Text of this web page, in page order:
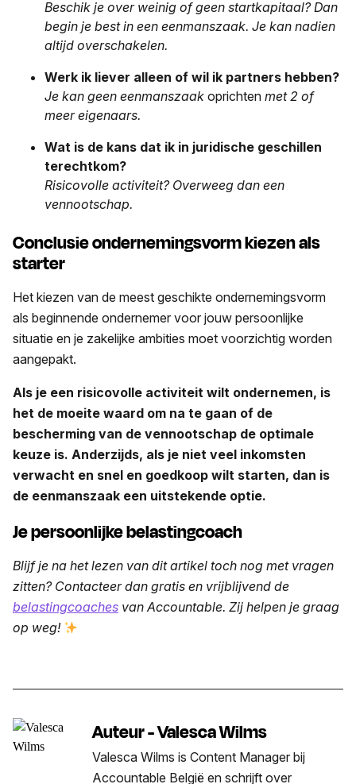
Beschik je over weinig of geen startkapitaal? Dan
begin je best in een eenmanszaak. Je kan nadien
altijd overschakelen.
Werk ik liever alleen of wil ik partners hebben?
Je kan geen eenmanszaak oprichten met 2 of
meer eigenaars.
Wat is de kans dat ik in juridische geschillen
terechtkom?
Risicovolle activiteit? Overweeg dan een
vennootschap.
Conclusie ondernemingsvorm kiezen als
starter
Het kiezen van de meest geschikte ondernemingsvorm
als beginnende ondernemer voor jouw persoonlijke
situatie en je zakelijke ambities moet voorzichtig worden
aangepakt.
Als je een risicovolle activiteit wilt ondernemen, is
het de moeite waard om na te gaan of de
bescherming van de vennootschap de optimale
keuze is. Anderzijds, als je niet veel inkomsten
verwacht en snel en goedkoop wilt starten, dan is
de eenmanszaak een uitstekende optie.
Je persoonlijke belastingcoach
Blijf je na het lezen van dit artikel toch nog met vragen
zitten? Contacteer dan gratis en vrijblijvend de
belastingcoaches van Accountable. Zij helpen je graag
op weg!
Auteur - Valesca Wilms
Valesca Wilms is Content Manager bij
Accountable België en schrijft over